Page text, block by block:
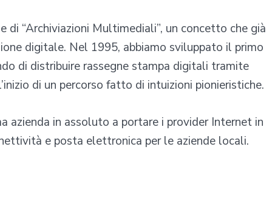
di “Archiviazioni Multimediali”, un concetto che già
digitale. Nel 1995, abbiamo sviluppato il primo
di distribuire rassegne stampa digitali tramite
di un percorso fatto di intuizioni pionieristiche.
azienda in assoluto a portare i provider Internet in
e posta elettronica per le aziende locali.